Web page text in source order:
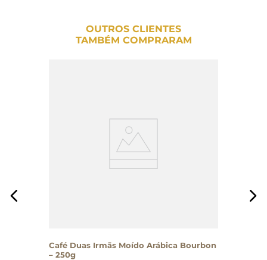
OUTROS CLIENTES
TAMBÉM COMPRARAM
Café Duas Irmãs Moído Arábica Bourbon
– 250g